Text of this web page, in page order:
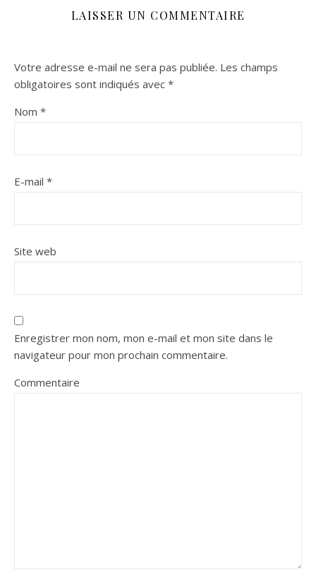
LAISSER UN COMMENTAIRE
Votre adresse e-mail ne sera pas publiée. Les champs
obligatoires sont indiqués avec *
Nom *
E-mail *
Site web
Enregistrer mon nom, mon e-mail et mon site dans le
navigateur pour mon prochain commentaire.
Commentaire